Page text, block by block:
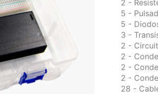
2 -
5 -
5 -
3 -
2 -
2 -
2 -
2 -
28 -